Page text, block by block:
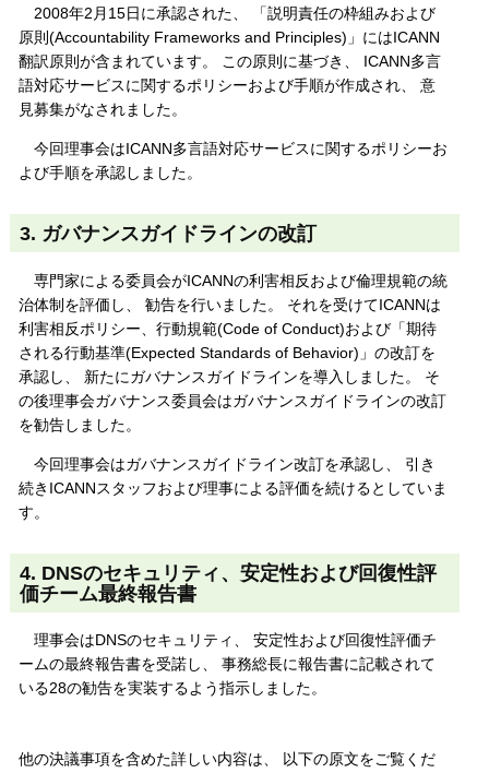
2008年2月15日に承認された、 「説明責任の枠組みおよび
原則(Accountability Frameworks and Principles)」にはICANN
翻訳原則が含まれています。 この原則に基づき、 ICANN多言
語対応サービスに関するポリシーおよび手順が作成され、 意
見募集がなされました。
今回理事会はICANN多言語対応サービスに関するポリシーお
よび手順を承認しました。
3. ガバナンスガイドラインの改訂
専門家による委員会がICANNの利害相反および倫理規範の統
治体制を評価し、 勧告を行いました。 それを受けてICANNは
利害相反ポリシー、行動規範(Code of Conduct)および「期待
される行動基準(Expected Standards of Behavior)」の改訂を
承認し、 新たにガバナンスガイドラインを導入しました。 そ
の後理事会ガバナンス委員会はガバナンスガイドラインの改訂
を勧告しました。
今回理事会はガバナンスガイドライン改訂を承認し、 引き
続きICANNスタッフおよび理事による評価を続けるとしていま
す。
4. DNSのセキュリティ、安定性および回復性評
価チーム最終報告書
理事会はDNSのセキュリティ、 安定性および回復性評価チ
ームの最終報告書を受諾し、 事務総長に報告書に記載されて
いる28の勧告を実装するよう指示しました。
他の決議事項を含めた詳しい内容は、 以下の原文をご覧くだ